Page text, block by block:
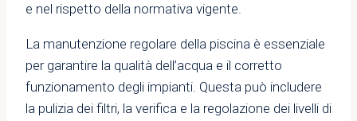
e nel rispetto della normativa vigente.
La manutenzione regolare della piscina è essenziale
per garantire la qualità dell’acqua e il corretto
funzionamento degli impianti. Questa può includere
la pulizia dei filtri, la verifica e la regolazione dei livelli di